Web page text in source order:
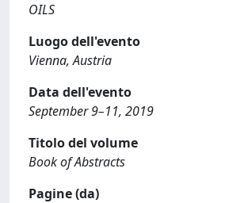
OILS
Luogo dell'evento
Vienna, Austria
Data dell'evento
September 9–11, 2019
Titolo del volume
Book of Abstracts
Pagine (da)